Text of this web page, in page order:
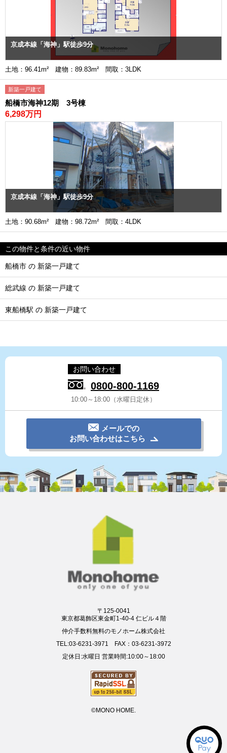
京成本線「海神」駅徒歩9分
土地：96.41m² 建物：89.83m² 間取：3LDK
新築一戸建て
船橋市海神12期 3号棟
6,298万円
京成本線「海神」駅徒歩9分
土地：90.68m² 建物：98.72m² 間取：4LDK
この物件と条件の近い物件
船橋市 の 新築一戸建て
総武線 の 新築一戸建て
東船橋駅 の 新築一戸建て
お問い合わせ
0800-800-1169
10:00～18:00（水曜日定休）
メールでの
お問い合わせはこちら
〒125-0041
東京都葛飾区東金町1-40-4 仁ビル４階
仲介手数料無料のモノホーム株式会社
TEL:03-6231-3971 FAX：03-6231-3972
定休日:水曜日 営業時間:10:00～18:00
©MONO HOME.